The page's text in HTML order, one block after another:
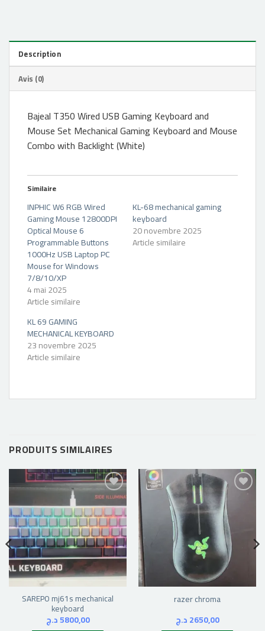
Description
Avis (0)
Bajeal T350 Wired USB Gaming Keyboard and
Mouse Set Mechanical Gaming Keyboard and Mouse
Combo with Backlight (White)
Similaire
INPHIC W6 RGB Wired
Gaming Mouse 12800DPI
Optical Mouse 6
Programmable Buttons
1000Hz USB Laptop PC
Mouse for Windows
7/8/10/XP
4 mai 2025
Article similaire
KL-68 mechanical gaming
keyboard
20 novembre 2025
Article similaire
KL 69 GAMING
MECHANICAL KEYBOARD
23 novembre 2025
Article similaire
PRODUITS SIMILAIRES
Ajouter
à la liste
d’envies
SAREPO mj61s mechanical
keyboard
5800,00د.ج
Ajouter
à la liste
d’envies
razer chroma
2650,00د.ج